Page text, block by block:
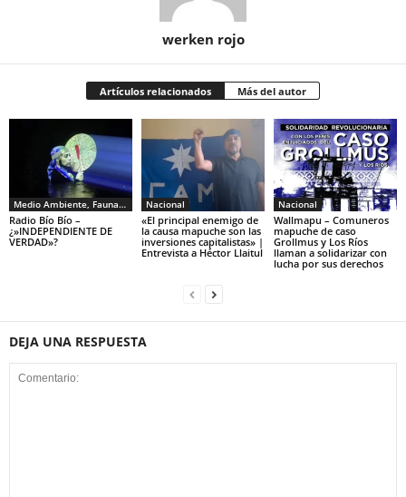
werken rojo
Artículos relacionados Más del autor
Medio Ambiente, Fauna y Sociedad
Radio Bío Bío –
¿»INDEPENDIENTE DE
VERDAD»?
Nacional
«El principal enemigo de
la causa mapuche son las
inversiones capitalistas» |
Entrevista a Héctor Llaitul
Nacional
Wallmapu – Comuneros
mapuche de caso
Grollmus y Los Ríos
llaman a solidarizar con
lucha por sus derechos
DEJA UNA RESPUESTA